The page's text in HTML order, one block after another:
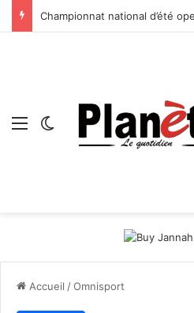
Menu Switch skin
Accueil /Omnisport